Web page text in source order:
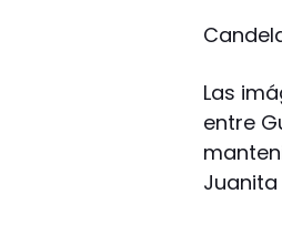
Las
entre
Juanita